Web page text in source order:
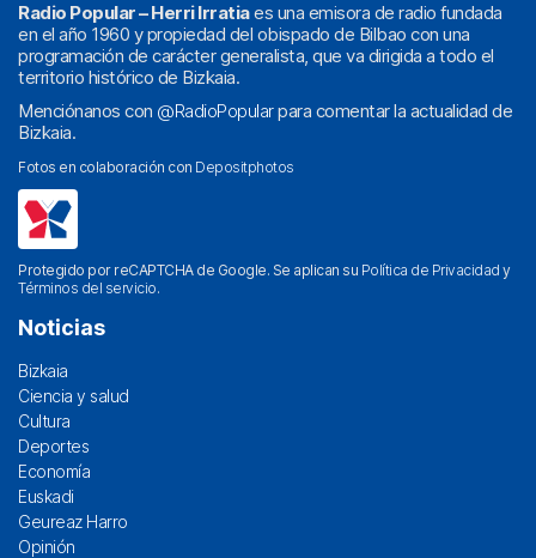
Radio Popular – Herri Irratiaes una emisora de radio fundada
en el año 1960 y propiedad del obispado de Bilbao con una
programación de carácter generalista, que va dirigida a todo el
territorio histórico de Bizkaia.
Menciónanos con @RadioPopularpara comentar la actualidad de
Bizkaia.
Fotos en colaboración con Depositphotos
Protegido por reCAPTCHA de Google. Se aplican su Política de Privacidad y
Términos del servicio.
Noticias
Bizkaia
Ciencia y salud
Cultura
Deportes
Economía
Euskadi
Geureaz Harro
Opinión